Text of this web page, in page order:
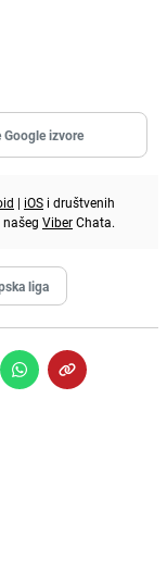
izvore
| iOS i društvenih
ViberChata.
liga